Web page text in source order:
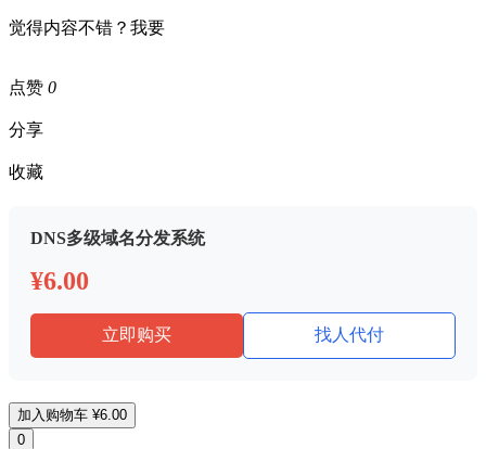
觉得内容不错？我要
点赞 0
分享
收藏
DNS多级域名分发系统
¥6.00
立即购买 找人代付
加入购物车 ¥6.00
0